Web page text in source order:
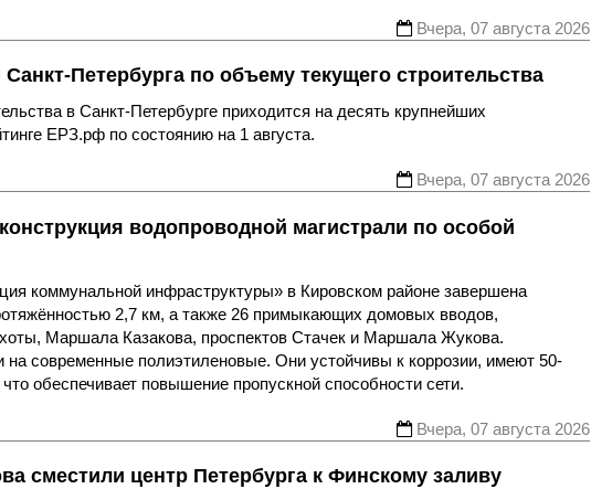
Вчера, 07 августа 2026
Петербурга по объему текущего строительства
в Санкт-Петербурге приходится на десять крупнейших
ЕРЗ.рф по состоянию на 1 августа.
Вчера, 07 августа 2026
водопроводной магистрали по особой
коммунальной инфраструктуры» в Кировском районе завершена
2,7 км, а также 26 примыкающих домовых вводов,
Маршала Казакова, проспектов Стачек и Маршала Жукова.
на современные полиэтиленовые. Они устойчивы к коррозии, имеют 50-
обеспечивает повышение пропускной способности сети.
Вчера, 07 августа 2026
сместили центр Петербурга к Финскому заливу